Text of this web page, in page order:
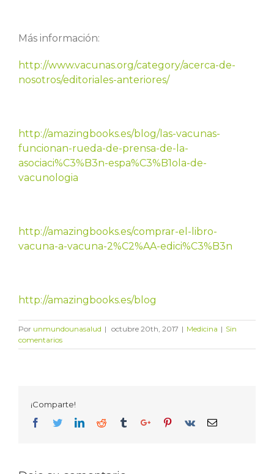
Más información:
http://www.vacunas.org/category/acerca-de-
nosotros/editoriales-anteriores/
http://amazingbooks.es/blog/las-vacunas-
funcionan-rueda-de-prensa-de-la-
asociaci%C3%B3n-espa%C3%B1ola-de-
vacunologia
http://amazingbooks.es/comprar-el-libro-
vacuna-a-vacuna-2%C2%AA-edici%C3%B3n
http://amazingbooks.es/blog
Por unmundounasalud | octubre 20th, 2017 | Medicina | Sin
comentarios
¡Comparte!
Facebook
TwitterLinkedinReddit TumblrGoogle+Pinterest
Vk Email